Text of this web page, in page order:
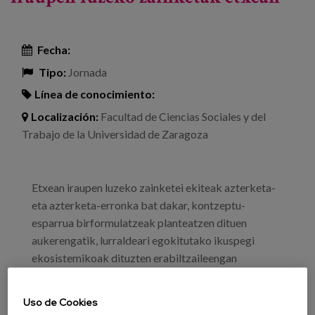
Fecha:
Tipo: Jornada
Línea de conocimiento:
Localización: Facultad de Ciencias Sociales y del
Trabajo de la Universidad de Zaragoza
Etxean iraupen luzeko zainketei ekiteak azterketa-
eta azterketa-erronka bat dakar, kontzeptu-
esparrua birformulatzeak planteatzen dituen
aukerengatik, lurraldeari egokitutako ikuspegi
ekosistemikoak dituzten erabiltzaileengan
Gero eta garrantzitsuagoa da iraupen luzeko
Uso de Cookies